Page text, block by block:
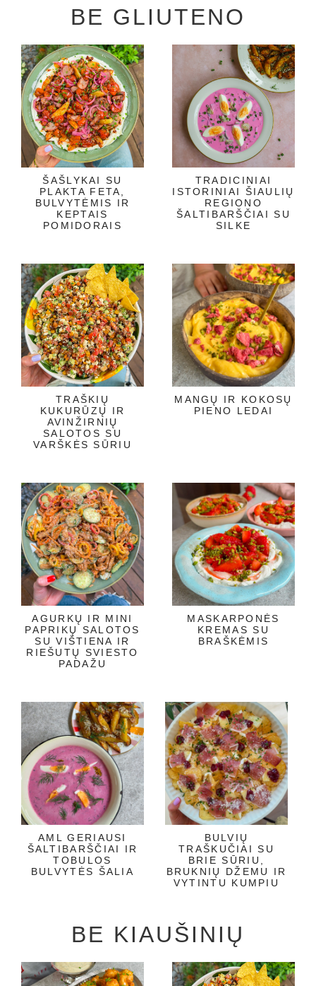
BE GLIUTENO
ŠAŠLYKAI SU
PLAKTA FETA,
BULVYTĖMIS IR
KEPTAIS
POMIDORAIS
TRADICINIAI
ISTORINIAI ŠIAULIŲ
REGIONO
ŠALTIBARŠČIAI SU
SILKE
TRAŠKIŲ
KUKURŪZŲ IR
AVINŽIRNIŲ
SALOTOS SU
VARŠKĖS SŪRIU
MANGŲ IR KOKOSŲ
PIENO LEDAI
AGURKŲ IR MINI
PAPRIKŲ SALOTOS
SU VIŠTIENA IR
RIEŠUTŲ SVIESTO
PADAŽU
MASKARPONĖS
KREMAS SU
BRAŠKĖMIS
AML GERIAUSI
ŠALTIBARŠČIAI IR
TOBULOS
BULVYTĖS ŠALIA
BULVIŲ
TRAŠKUČIAI SU
BRIE SŪRIU,
BRUKNIŲ DŽEMU IR
VYTINTU KUMPIU
BE KIAUŠINIŲ